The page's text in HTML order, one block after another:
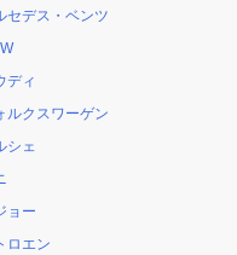
セデス・ベンツ
ディ
ルクスワーゲン
シェ
ョー
ロエン